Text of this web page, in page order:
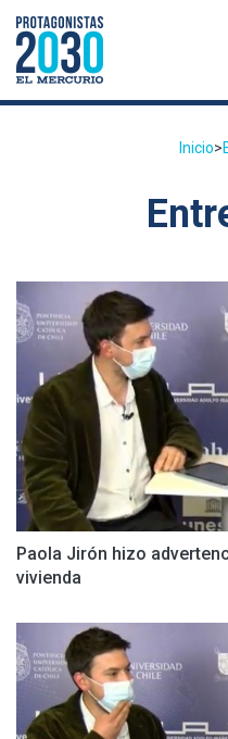
Inicio>
Paola Jirón hizo
vivienda